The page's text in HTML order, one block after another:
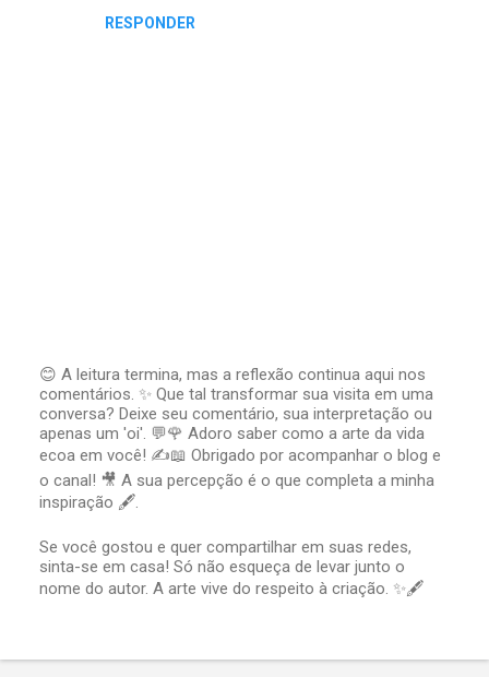
RESPONDER
P
o
s
t
a
r
u
c
o
m
😊 A leitura termina, mas a reflexão continua aqui nos
comentários. ✨ Que tal transformar sua visita em uma
conversa? Deixe seu comentário, sua interpretação ou
apenas um 'oi'. 💬🌹 Adoro saber como a arte da vida
ecoa em você! ✍️📖 Obrigado por acompanhar o blog e
o canal! 🎥 A sua percepção é o que completa a minha
inspiração 🖋️.
Se você gostou e quer compartilhar em suas redes,
sinta-se em casa! Só não esqueça de levar junto o
nome do autor. A arte vive do respeito à criação. ✨🖋️